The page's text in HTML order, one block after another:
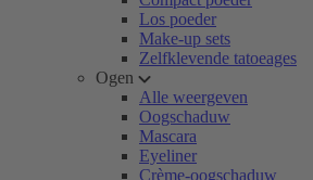
Los poeder
Make-up sets
Zelfklevende tatoeages
Ogen
Alle weergeven
Oogschaduw
Mascara
Eyeliner
Crème-oogschaduw